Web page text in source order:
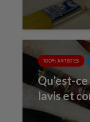
100% ARTISTES
Qu’est-
lavis et